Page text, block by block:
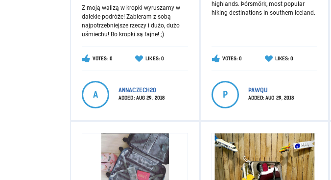
Z moją walizą w kropki wyruszamy w
dalekie podróże! Zabieram z sobą
najpotrzebniejsze rzeczy i dużo, dużo
uśmiechu! Bo kropki są fajne! ;)
VOTES: 0 LIKES: 0
A ANNACZECH20
ADDED:AUG 29, 2018
highlands. Þórsmörk, most popular
hiking destinations in southern Iceland.
VOTES: 0 LIKES: 0
P PAWQU
ADDED: AUG 29, 2018